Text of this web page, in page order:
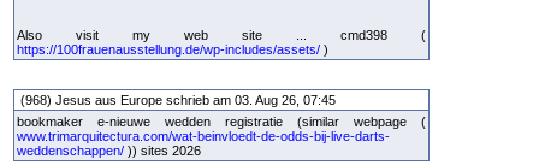
Also visit my web site ... cmd398 (
https://100frauenausstellung.de/wp-includes/assets/ )
(968) Jesus aus Europe schrieb am 03. Aug 26, 07:45
bookmaker e-nieuwe wedden registratie (similar webpage (
www.trimarquitectura.com/wat-beinvloedt-de-odds-bij-live-darts-
weddenschappen/ )) sites 2026